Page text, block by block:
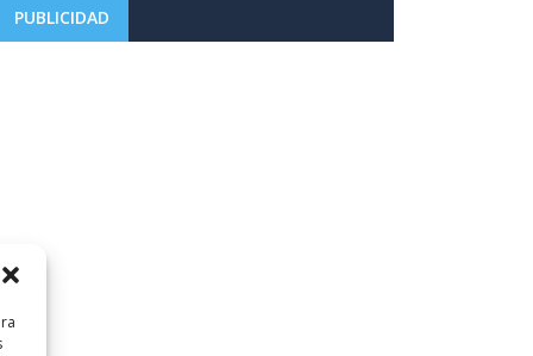
PUBLICIDAD